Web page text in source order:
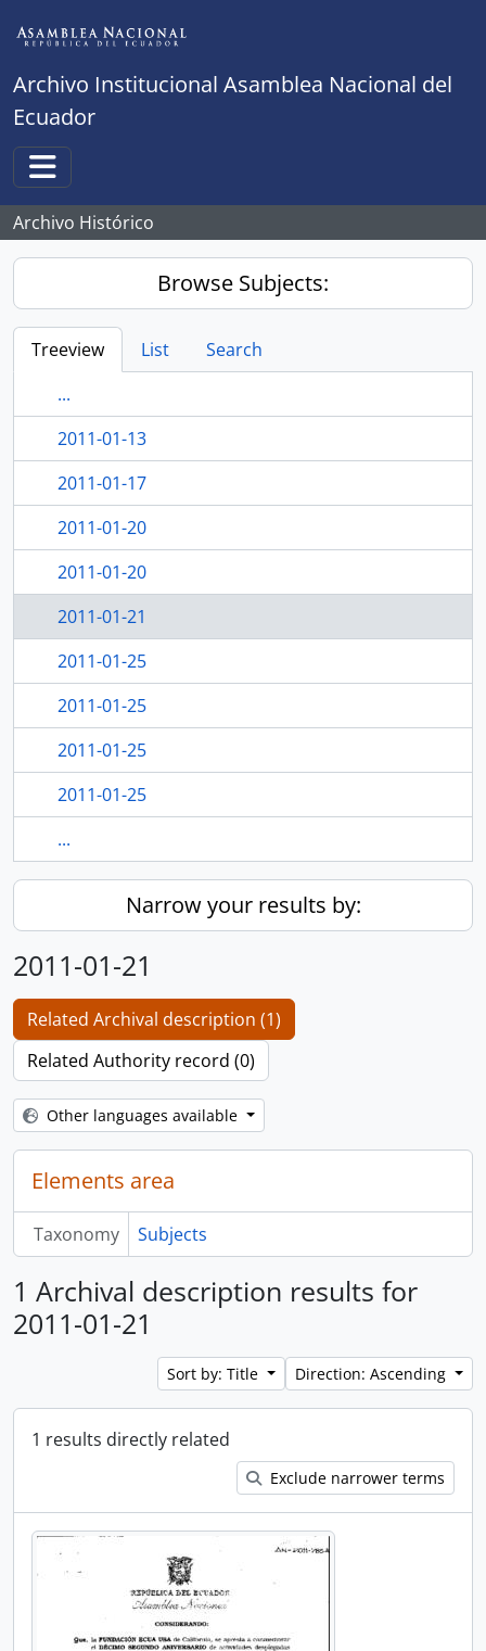
Archivo Institucional Asamblea Nacional del
Ecuador
Toggle navigation
Archivo Histórico
Browse Subjects:
Treeview List
Search
...
2011-01-13
2011-01-17
2011-01-20
2011-01-20
2011-01-21
2011-01-25
2011-01-25
2011-01-25
2011-01-25
...
Narrow your results by:
2011-01-21
Related Archival description (1)
Related Authority record (0)
Other languages available
Elements area
Taxonomy Subjects
1 Archival description results for
2011-01-21
Sort by: Title Direction: Ascending
1 results directly related
Exclude narrower terms